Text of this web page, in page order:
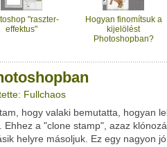
Google
között
"raszter-
effektus"
Hogyan finomítsuk a
kijelölést
Photoshopban?
Fullchaos
hogy valaki bemutatta, hogyan
a "clone stamp", azaz
helyre másoljuk. Ez egy nagyon